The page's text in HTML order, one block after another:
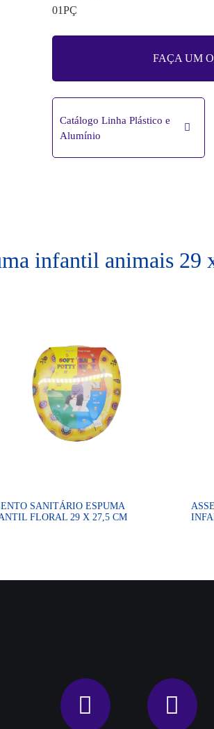
01PÇ
FAÇA UM
Catálogo Linha Plástico e
Alumínio
infantil animais 29
SANITÁRIO ESPUMA
FLORAL 29 X 27,5 CM